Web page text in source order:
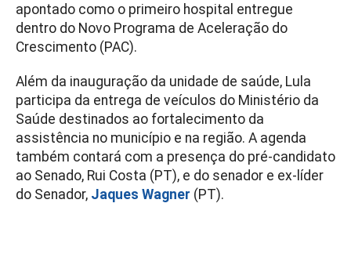
apontado como o primeiro hospital entregue
dentro do Novo Programa de Aceleração do
Crescimento (PAC).
Além da inauguração da unidade de saúde, Lula
participa da entrega de veículos do Ministério da
Saúde destinados ao fortalecimento da
assistência no município e na região. A agenda
também contará com a presença do pré-candidato
ao Senado, Rui Costa (PT), e do senador e ex-líder
do Senador, Jaques Wagner (PT).